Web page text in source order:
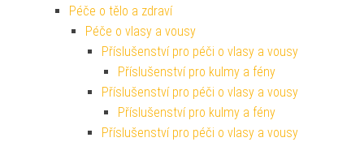
Péče o tělo a zdraví
Péče o vlasy a vousy
Příslušenství pro péči o vlasy a vousy
Příslušenství pro kulmy a fény
Příslušenství pro péči o vlasy a vousy
Příslušenství pro kulmy a fény
Příslušenství pro péči o vlasy a vousy